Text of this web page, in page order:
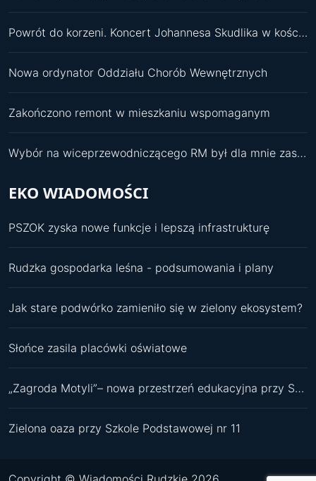
Powrót do korzeni. Koncert Johannesa Skudlika w kościele św. Pawła
Nowa ordynator Oddziału Chorób Wewnętrznych
Zakończono remont w mieszkaniu wspomaganym
Wybór na wiceprzewodniczącego RM był dla mnie zaskoczeniem
EKO WIADOMOŚCI
PSZOK zyska nowe funkcje i lepszą infrastrukturę
Rudzka gospodarka leśna - podsumowania i plany
Jak stare podwórko zamieniło się w zielony ekosystem?
Słońce zasila placówki oświatowe
„Zagroda Motyli”– nowa przestrzeń edukacyjna przy SP 11
Zielona oaza przy Szkole Podstawowej nr 11